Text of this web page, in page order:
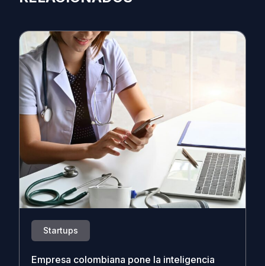
Startups
Empresa colombiana pone la inteligencia